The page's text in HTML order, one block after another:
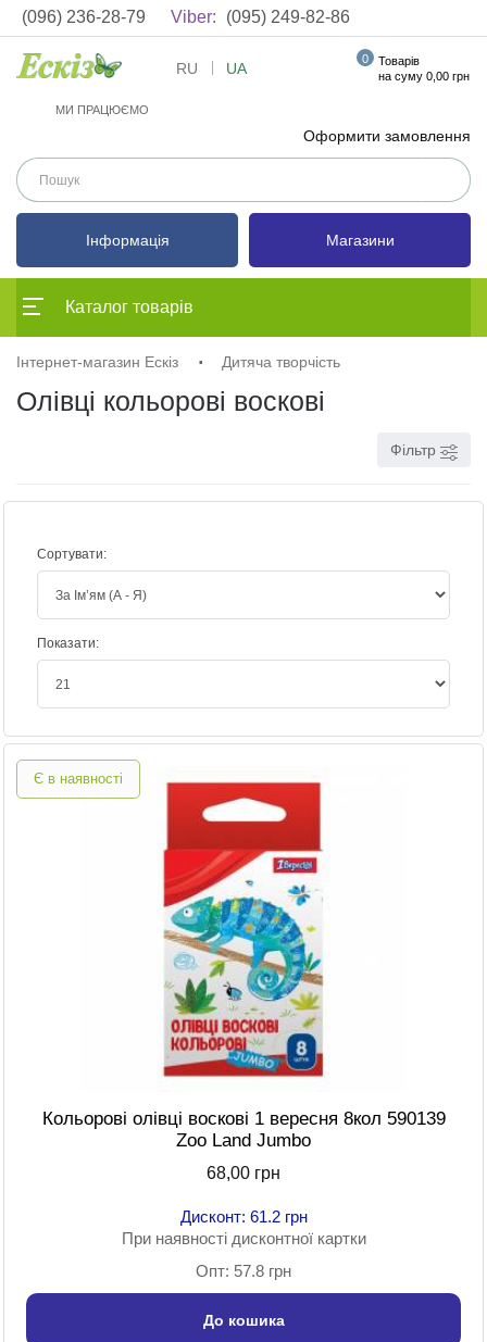
(096) 236-28-79 Viber: (095) 249-82-86
МИ ПРАЦЮЄМО
Оформити замовлення
RU UA Товарів
0
на суму 0,00 грн
Інформація Магазини
Каталог товарів
Інтернет-магазин Ескіз Дитяча творчість
Олівці кольорові воскові
Фільтр
Сортувати:
Показати:
Є в наявності
Кольорові олівці воскові 1 вересня 8кол 590139
Zoo Land Jumbo
68,00 грн
Дисконт: 61.2 грн
При наявності дисконтної картки
Опт: 57.8 грн
До кошика